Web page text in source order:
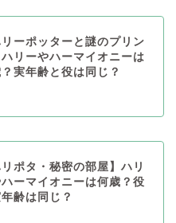
リーポッターと謎のプリン
リーやハーマイオニーは
実年齢と役は同じ？
リポタ・秘密の部屋】ハリ
ーマイオニーは何歳？役
齢は同じ？